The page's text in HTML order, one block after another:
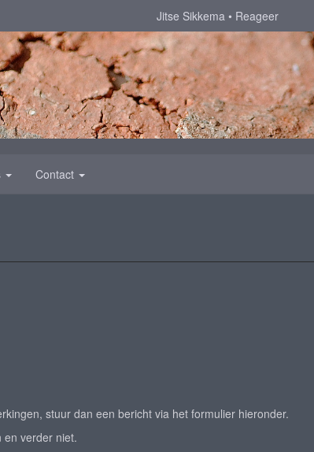
Jitse Sikkema Reageer
Contact
stuur dan een bericht via het formulier hieronder.
en verder niet.